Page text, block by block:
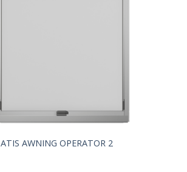
ATIS AWNING OPERATOR 2